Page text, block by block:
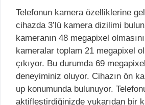
Telefonun kamera özelliklerine
cihazda 3’lü kamera dizilimi
kameranın 48 megapixel
kameralar toplam 21 megapixel
çıkıyor. Bu durumda 69
deneyiminiz oluyor. Cihazın ön
up konumunda bulunuyor.
aktifleştirdiğinizde yukarıdan bir